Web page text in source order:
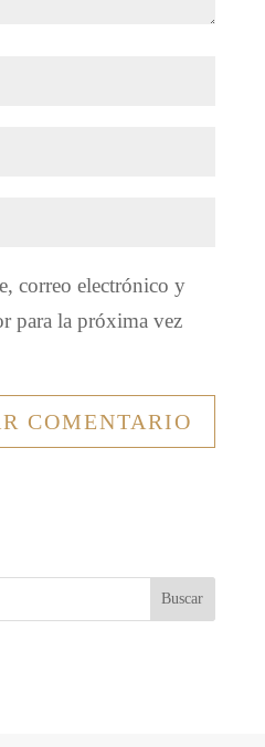
correo electrónico y
para la próxima vez